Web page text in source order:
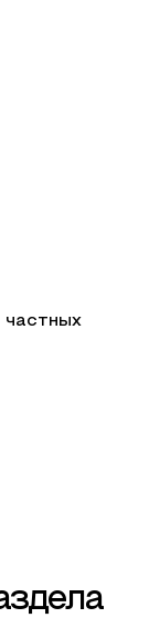
частных